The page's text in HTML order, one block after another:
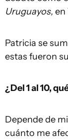
Uruguayos, en
Patricia se
estas fueron
¿Del 1 al 10,
Depende de
cuánto me